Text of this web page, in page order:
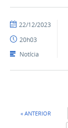
por
CTDR
publicado
22/12/2023
20h03
Notícia
« ANTERIOR